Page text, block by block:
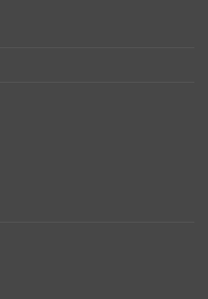
&
các phản ứng miễn
UpSpring hàng ngày